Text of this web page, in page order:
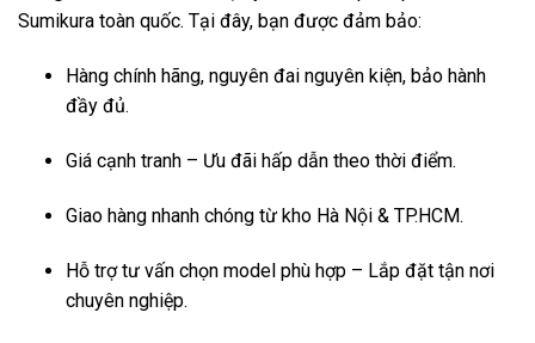
Sumikura toàn quốc. Tại đây, bạn được đảm bảo:
Hàng chính hãng, nguyên đai nguyên kiện, bảo hành
đầy đủ.
Giá cạnh tranh – Ưu đãi hấp dẫn theo thời điểm.
Giao hàng nhanh chóng từ kho Hà Nội & TP.HCM.
Hỗ trợ tư vấn chọn model phù hợp – Lắp đặt tận nơi
chuyên nghiệp.